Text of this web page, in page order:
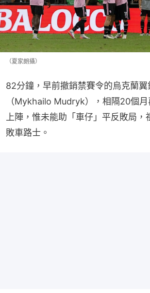
（夏家朗攝）
82分鐘，早前撤銷禁賽令的烏克蘭翼
（Mykhailo Mudryk），相隔20個
上陣，惟未能助「車仔」平反敗局，
敗車路士。